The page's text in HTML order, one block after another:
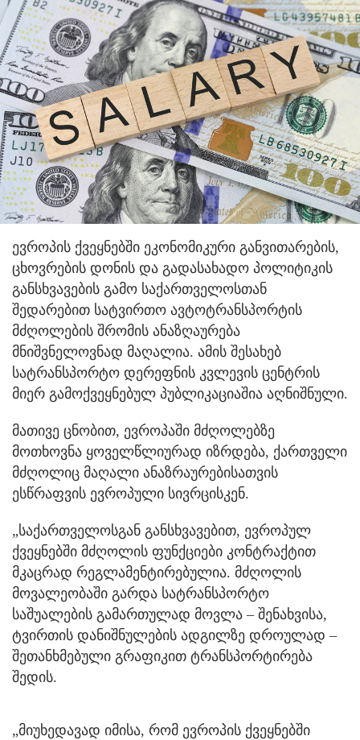
ევროპის ქვეყნებში ეკონომიკური განვითარების,
ცხოვრების დონის და გადასახადო პოლიტიკის
განსხვავების გამო საქართველოსთან
შედარებით სატვირთო ავტოტრანსპორტის
მძღოლების შრომის ანაზღაურება
მნიშვნელოვნად მაღალია. ამის შესახებ
სატრანსპორტო დერეფნის კვლევის ცენტრის
მიერ გამოქვეყნებულ პუბლიკაციაშია აღნიშნული.
მათივე ცნობით, ევროპაში მძღოლებზე
მოთხოვნა ყოველწლიურად იზრდება, ქართველი
მძღოლიც მაღალი ანაზრაურებისათვის
ესწრაფვის ევროპული სივრცისკენ.
„საქართველოსგან განსხვავებით, ევროპულ
ქვეყნებში მძღოლის ფუნქციები კონტრაქტით
მკაცრად რეგლამენტირებულია. მძღოლის
მოვალეობაში გარდა სატრანსპორტო
საშუალების გამართულად მოვლა – შენახვისა,
ტვირთის დანიშნულების ადგილზე დროულად –
შეთანხმებული გრაფიკით ტრანსპორტირება
შედის.
„მიუხედავად იმისა, რომ ევროპის ქვეყნებში